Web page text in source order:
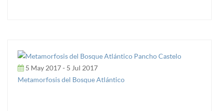
5 May 2017 - 5 Jul 2017
Metamorfosis del Bosque Atlántico